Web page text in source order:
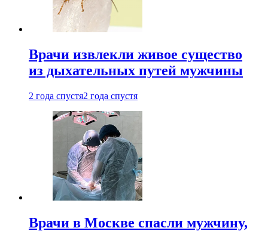
Врачи извлекли живое существо
из дыхательных путей мужчины
2 года спустя2 года спустя
Врачи в Москве спасли мужчину,